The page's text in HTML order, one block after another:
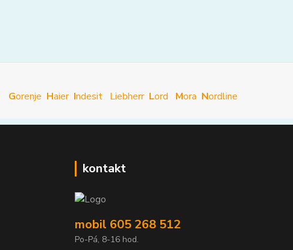
Gorenje Haier Indesit Liebherr Lord Mora Nordline
kontakt
mobil 605 268 512
Po-Pá, 8-16 hod.